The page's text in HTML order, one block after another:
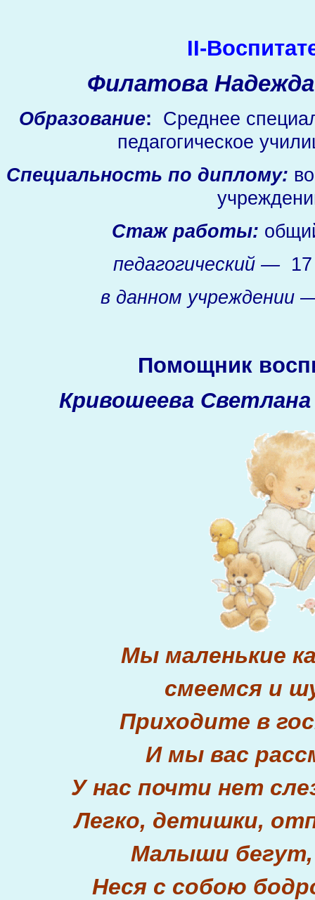
II-
Филатова Надежда
Образование: Среднее
педагогическое
Специальность по диплому:
Стаж работы:
педагогический —
в данном учреждении
Помощник
Кривошеева
Мы маленькие
смеемся и
Приходите в
И мы вас
У нас почти нет
Легко, детишки,
Малыши
Неся с собою